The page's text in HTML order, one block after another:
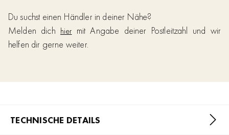
Du suchst einen Händler in deiner Nähe?
Melden dich hier mit Angabe deiner Postleitzahl und wir
helfen dir gerne weiter.
TECHNISCHE DETAILS